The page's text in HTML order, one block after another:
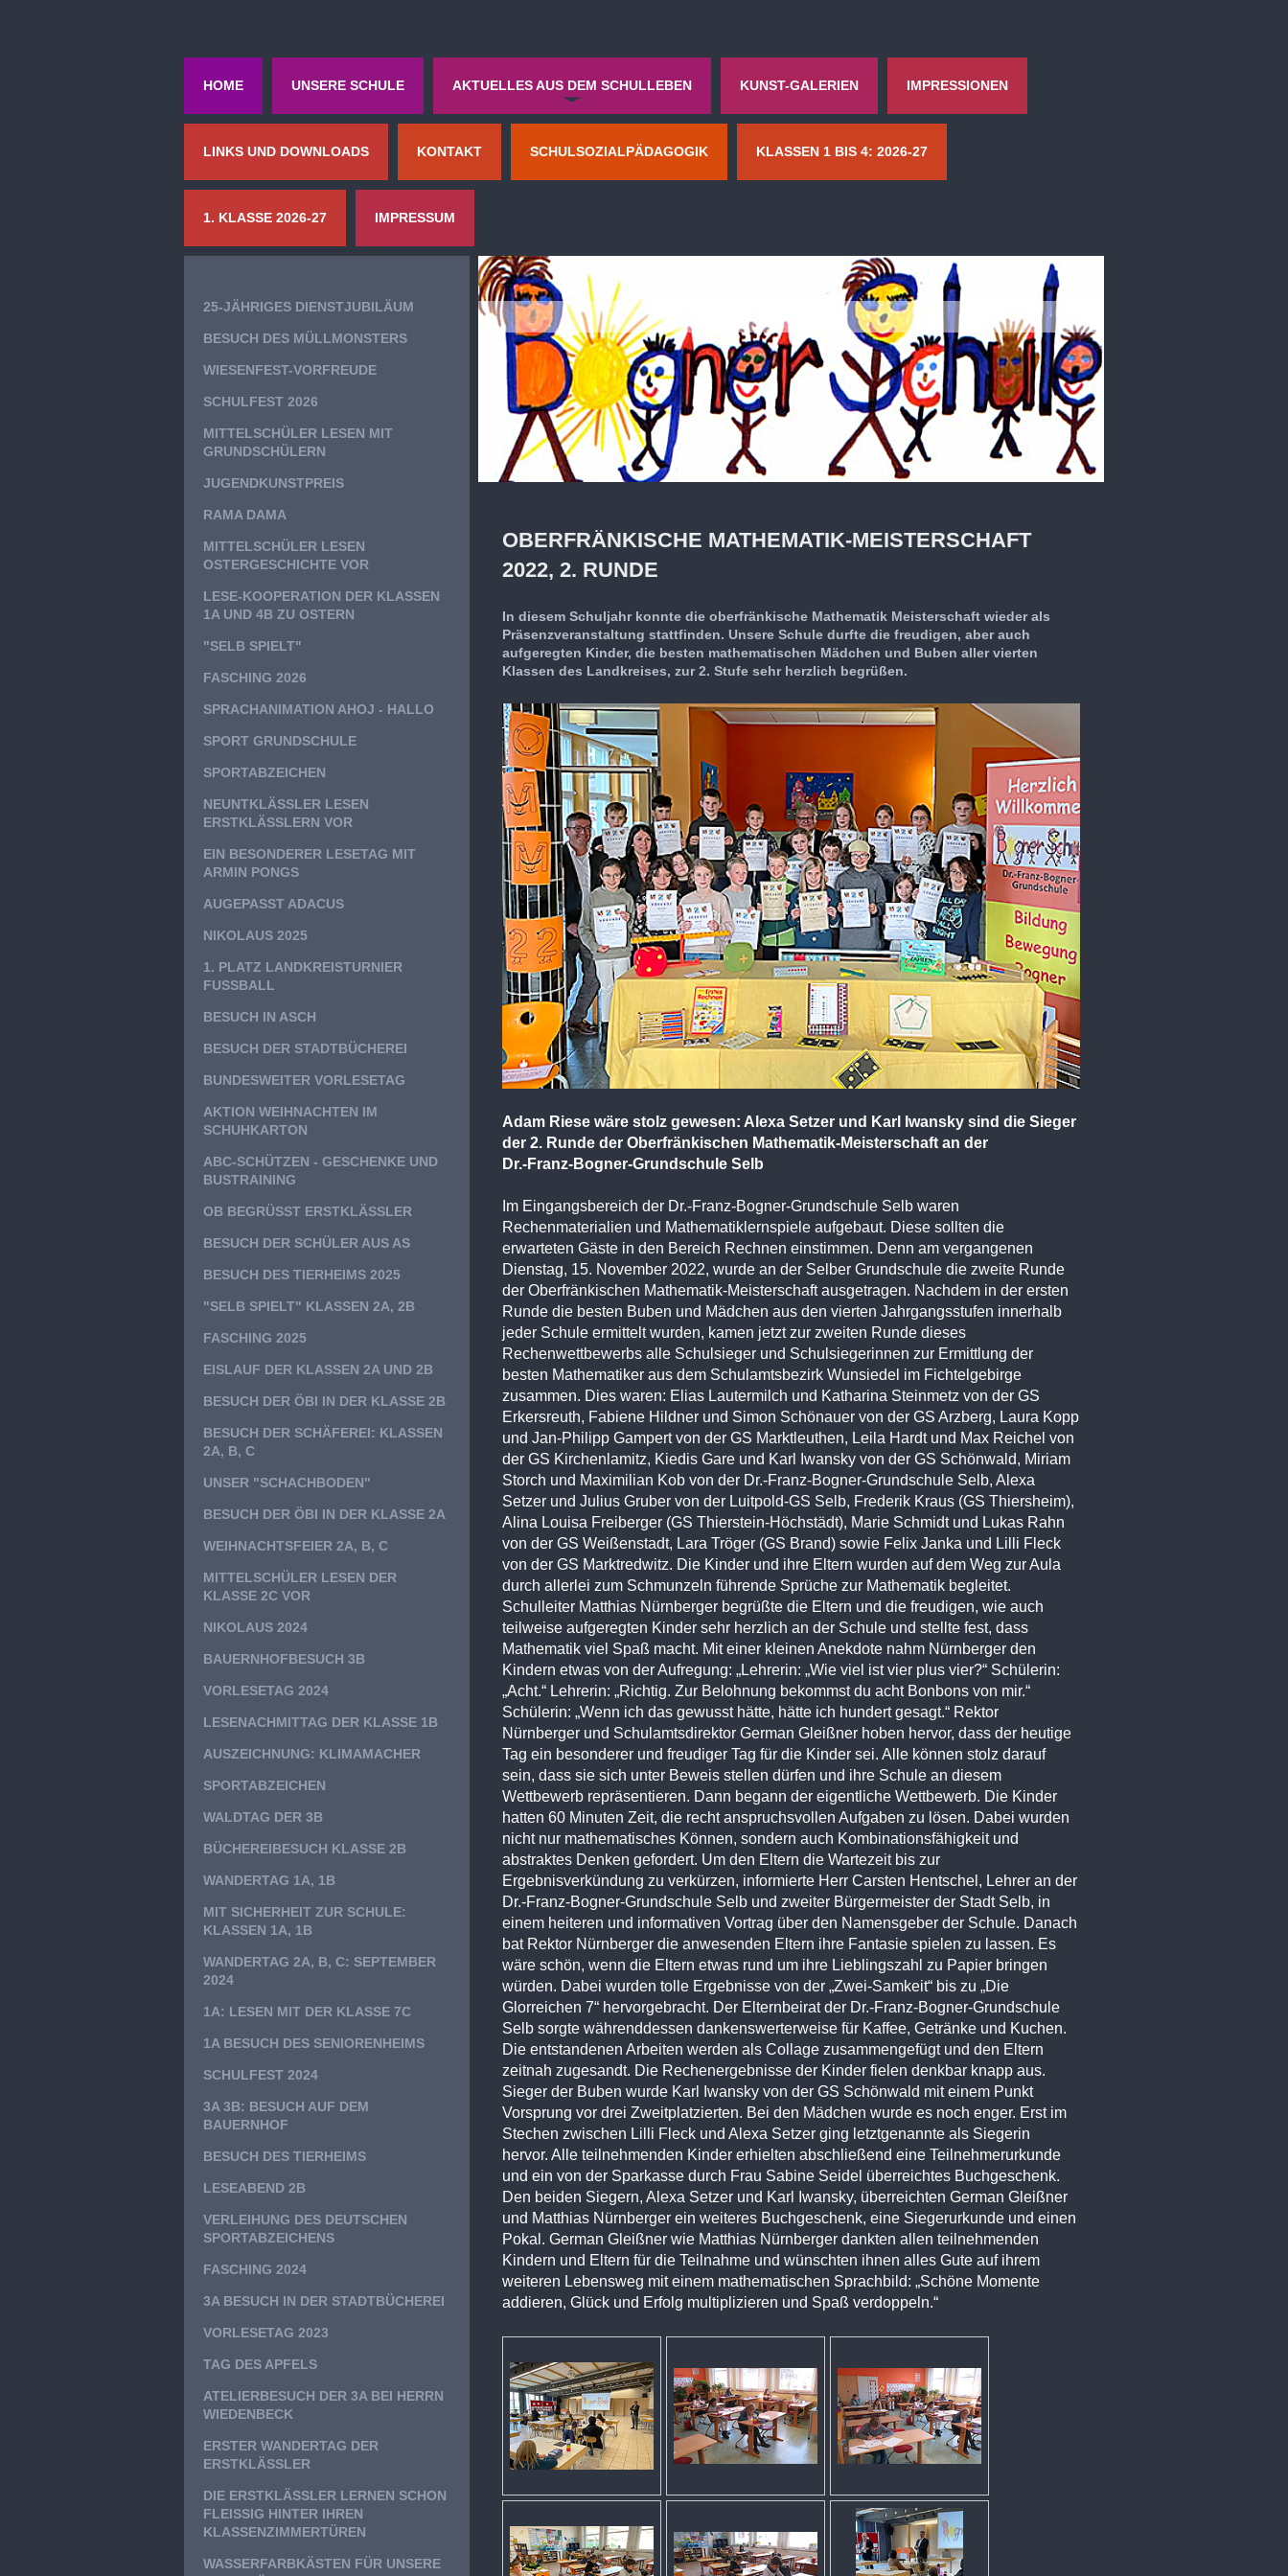
HOME UNSERE SCHULE AKTUELLES AUS DEM SCHULLEBEN KUNST-GALERIEN IMPRESSIONEN
LINKS UND DOWNLOADS KONTAKT SCHULSOZIALPÄDAGOGIK KLASSEN 1 BIS 4: 2026-27
1. KLASSE 2026-27 IMPRESSUM
OBERFRÄNKISCHE MATHEMATIK-MEISTERSCHAFT
2022, 2. RUNDE
In diesem Schuljahr konnte die oberfränkische Mathematik Meisterschaft wieder als
Präsenzveranstaltung stattfinden. Unsere Schule durfte die freudigen, aber auch
aufgeregten Kinder, die besten mathematischen Mädchen und Buben aller vierten
Klassen des Landkreises, zur 2. Stufe sehr herzlich begrüßen.
Adam Riese wäre stolz gewesen: Alexa Setzer und Karl Iwansky sind die Sieger
der 2. Runde der Oberfränkischen Mathematik-Meisterschaft an der
Dr.-Franz-Bogner-Grundschule Selb
Im Eingangsbereich der Dr.-Franz-Bogner-Grundschule Selb waren
Rechenmaterialien und Mathematiklernspiele aufgebaut. Diese sollten die
erwarteten Gäste in den Bereich Rechnen einstimmen. Denn am vergangenen
Dienstag, 15. November 2022, wurde an der Selber Grundschule die zweite Runde
der Oberfränkischen Mathematik-Meisterschaft ausgetragen. Nachdem in der ersten
Runde die besten Buben und Mädchen aus den vierten Jahrgangsstufen innerhalb
jeder Schule ermittelt wurden, kamen jetzt zur zweiten Runde dieses
Rechenwettbewerbs alle Schulsieger und Schulsiegerinnen zur Ermittlung der
besten Mathematiker aus dem Schulamtsbezirk Wunsiedel im Fichtelgebirge
zusammen. Dies waren: Elias Lautermilch und Katharina Steinmetz von der GS
Erkersreuth, Fabiene Hildner und Simon Schönauer von der GS Arzberg, Laura Kopp
und Jan-Philipp Gampert von der GS Marktleuthen, Leila Hardt und Max Reichel von
der GS Kirchenlamitz, Kiedis Gare und Karl Iwansky von der GS Schönwald, Miriam
Storch und Maximilian Kob von der Dr.-Franz-Bogner-Grundschule Selb, Alexa
Setzer und Julius Gruber von der Luitpold-GS Selb, Frederik Kraus (GS Thiersheim),
Alina Louisa Freiberger (GS Thierstein-Höchstädt), Marie Schmidt und Lukas Rahn
von der GS Weißenstadt, Lara Tröger (GS Brand) sowie Felix Janka und Lilli Fleck
von der GS Marktredwitz. Die Kinder und ihre Eltern wurden auf dem Weg zur Aula
durch allerlei zum Schmunzeln führende Sprüche zur Mathematik begleitet.
Schulleiter Matthias Nürnberger begrüßte die Eltern und die freudigen, wie auch
teilweise aufgeregten Kinder sehr herzlich an der Schule und stellte fest, dass
Mathematik viel Spaß macht. Mit einer kleinen Anekdote nahm Nürnberger den
Kindern etwas von der Aufregung: „Lehrerin: „Wie viel ist vier plus vier?“ Schülerin:
„Acht.“ Lehrerin: „Richtig. Zur Belohnung bekommst du acht Bonbons von mir.“
Schülerin: „Wenn ich das gewusst hätte, hätte ich hundert gesagt.“ Rektor
Nürnberger und Schulamtsdirektor German Gleißner hoben hervor, dass der heutige
Tag ein besonderer und freudiger Tag für die Kinder sei. Alle können stolz darauf
sein, dass sie sich unter Beweis stellen dürfen und ihre Schule an diesem
Wettbewerb repräsentieren. Dann begann der eigentliche Wettbewerb. Die Kinder
hatten 60 Minuten Zeit, die recht anspruchsvollen Aufgaben zu lösen. Dabei wurden
nicht nur mathematisches Können, sondern auch Kombinationsfähigkeit und
abstraktes Denken gefordert. Um den Eltern die Wartezeit bis zur
Ergebnisverkündung zu verkürzen, informierte Herr Carsten Hentschel, Lehrer an der
Dr.-Franz-Bogner-Grundschule Selb und zweiter Bürgermeister der Stadt Selb, in
einem heiteren und informativen Vortrag über den Namensgeber der Schule. Danach
bat Rektor Nürnberger die anwesenden Eltern ihre Fantasie spielen zu lassen. Es
wäre schön, wenn die Eltern etwas rund um ihre Lieblingszahl zu Papier bringen
würden. Dabei wurden tolle Ergebnisse von der „Zwei-Samkeit“ bis zu „Die
Glorreichen 7“ hervorgebracht. Der Elternbeirat der Dr.-Franz-Bogner-Grundschule
Selb sorgte währenddessen dankenswerterweise für Kaffee, Getränke und Kuchen.
Die entstandenen Arbeiten werden als Collage zusammengefügt und den Eltern
zeitnah zugesandt. Die Rechenergebnisse der Kinder fielen denkbar knapp aus.
Sieger der Buben wurde Karl Iwansky von der GS Schönwald mit einem Punkt
Vorsprung vor drei Zweitplatzierten. Bei den Mädchen wurde es noch enger. Erst im
Stechen zwischen Lilli Fleck und Alexa Setzer ging letztgenannte als Siegerin
hervor. Alle teilnehmenden Kinder erhielten abschließend eine Teilnehmerurkunde
und ein von der Sparkasse durch Frau Sabine Seidel überreichtes Buchgeschenk.
Den beiden Siegern, Alexa Setzer und Karl Iwansky, überreichten German Gleißner
und Matthias Nürnberger ein weiteres Buchgeschenk, eine Siegerurkunde und einen
Pokal. German Gleißner wie Matthias Nürnberger dankten allen teilnehmenden
Kindern und Eltern für die Teilnahme und wünschten ihnen alles Gute auf ihrem
weiteren Lebensweg mit einem mathematischen Sprachbild: „Schöne Momente
addieren, Glück und Erfolg multiplizieren und Spaß verdoppeln.“
25-JÄHRIGES DIENSTJUBILÄUM
BESUCH DES MÜLLMONSTERS
WIESENFEST-VORFREUDE
SCHULFEST 2026
MITTELSCHÜLER LESEN MIT
GRUNDSCHÜLERN
JUGENDKUNSTPREIS
RAMA DAMA
MITTELSCHÜLER LESEN
OSTERGESCHICHTE VOR
LESE-KOOPERATION DER KLASSEN
1A UND 4B ZU OSTERN
"SELB SPIELT"
FASCHING 2026
SPRACHANIMATION AHOJ - HALLO
SPORT GRUNDSCHULE
SPORTABZEICHEN
NEUNTKLÄSSLER LESEN
ERSTKLÄSSLERN VOR
EIN BESONDERER LESETAG MIT
ARMIN PONGS
AUGEPASST ADACUS
NIKOLAUS 2025
1. PLATZ LANDKREISTURNIER
FUSSBALL
BESUCH IN ASCH
BESUCH DER STADTBÜCHEREI
BUNDESWEITER VORLESETAG
AKTION WEIHNACHTEN IM
SCHUHKARTON
ABC-SCHÜTZEN - GESCHENKE UND
BUSTRAINING
OB BEGRÜSST ERSTKLÄSSLER
BESUCH DER SCHÜLER AUS AS
BESUCH DES TIERHEIMS 2025
"SELB SPIELT" KLASSEN 2A, 2B
FASCHING 2025
EISLAUF DER KLASSEN 2A UND 2B
BESUCH DER ÖBI IN DER KLASSE 2B
BESUCH DER SCHÄFEREI: KLASSEN
2A, B, C
UNSER "SCHACHBODEN"
BESUCH DER ÖBI IN DER KLASSE 2A
WEIHNACHTSFEIER 2A, B, C
MITTELSCHÜLER LESEN DER
KLASSE 2C VOR
NIKOLAUS 2024
BAUERNHOFBESUCH 3B
VORLESETAG 2024
LESENACHMITTAG DER KLASSE 1B
AUSZEICHNUNG: KLIMAMACHER
SPORTABZEICHEN
WALDTAG DER 3B
BÜCHEREIBESUCH KLASSE 2B
WANDERTAG 1A, 1B
MIT SICHERHEIT ZUR SCHULE:
KLASSEN 1A, 1B
WANDERTAG 2A, B, C: SEPTEMBER
2024
1A: LESEN MIT DER KLASSE 7C
1A BESUCH DES SENIORENHEIMS
SCHULFEST 2024
3A 3B: BESUCH AUF DEM
BAUERNHOF
BESUCH DES TIERHEIMS
LESEABEND 2B
VERLEIHUNG DES DEUTSCHEN
SPORTABZEICHENS
FASCHING 2024
3A BESUCH IN DER STADTBÜCHEREI
VORLESETAG 2023
TAG DES APFELS
ATELIERBESUCH DER 3A BEI HERRN
WIEDENBECK
ERSTER WANDERTAG DER
ERSTKLÄSSLER
DIE ERSTKLÄSSLER LERNEN SCHON
FLEISSIG HINTER IHREN K
LASSENZIMMERTÜREN
WASSERFARBKÄSTEN FÜR UNSERE